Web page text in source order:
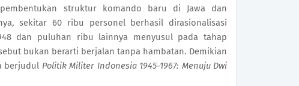
struktur komando baru di Jawa dan
sekitar 60 ribu personel berhasil dirasionalisasi
dan puluhan ribu lainnya menyusul pada tahap
bukan berarti berjalan tanpa hambatan. Demikian
berjudul Politik Militer Indonesia 1945-1967: Menuju Dwi